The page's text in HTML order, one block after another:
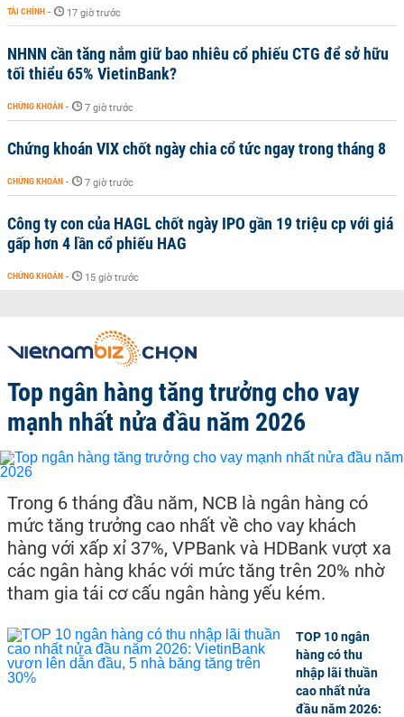
TÀI CHÍNH - 17 giờ trước
NHNN cần tăng nắm giữ bao nhiêu cổ phiếu CTG để sở hữu
tối thiểu 65% VietinBank?
CHỨNG KHOÁN - 7 giờ trước
Chứng khoán VIX chốt ngày chia cổ tức ngay trong tháng 8
CHỨNG KHOÁN - 7 giờ trước
Công ty con của HAGL chốt ngày IPO gần 19 triệu cp với giá
gấp hơn 4 lần cổ phiếu HAG
CHỨNG KHOÁN - 15 giờ trước
Top ngân hàng tăng trưởng cho vay
mạnh nhất nửa đầu năm 2026
Trong 6 tháng đầu năm, NCB là ngân hàng có
mức tăng trưởng cao nhất về cho vay khách
hàng với xấp xỉ 37%, VPBank và HDBank vượt xa
các ngân hàng khác với mức tăng trên 20% nhờ
tham gia tái cơ cấu ngân hàng yếu kém.
TOP 10 ngân
hàng có thu
nhập lãi thuần
cao nhất nửa
đầu năm 2026: